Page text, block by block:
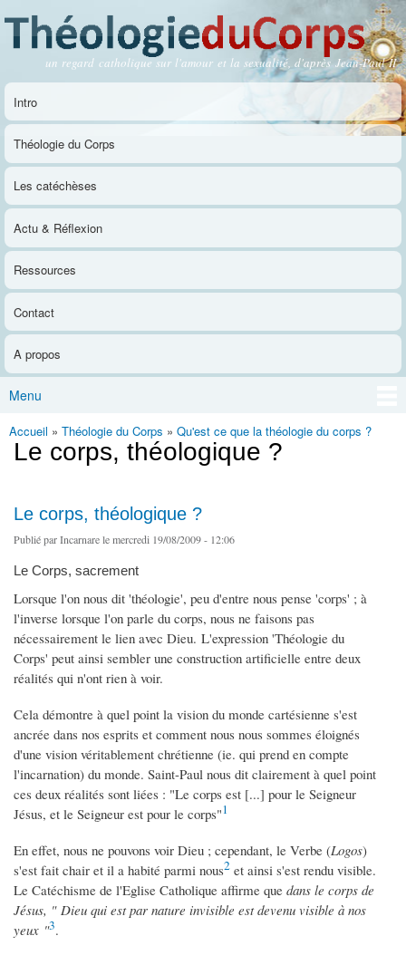
contenu
principal
Théologie du Corps
un regard catholique sur l'amour et la sexualité, d'après Jean-Paul II
Menu principal
Intro
Théologie du Corps
Les catéchèses
Actu & Réflexion
Ressources
Contact
A propos
Menu
Vous êtes ici
Accueil » Théologie du Corps » Qu'est ce que la théologie du corps ?
Le corps, théologique ?
Le corps, théologique ?
Publié parIncarnarele mercredi 19/08/2009 - 12:06
Le Corps, sacrement
Lorsque l'on nous dit 'théologie', peu d'entre nous pense 'corps' ; à
l'inverse lorsque l'on parle du corps, nous ne faisons pas
nécessairement le lien avec Dieu. L'expression 'Théologie du
Corps' peut ainsi sembler une construction artificielle entre deux
réalités qui n'ont rien à voir.
Cela démontre à quel point la vision du monde cartésienne s'est
ancrée dans nos esprits et comment nous nous sommes éloignés
d'une vision véritablement chrétienne (ie. qui prend en compte
l'incarnation) du monde. Saint-Paul nous dit clairement à quel point
ces deux réalités sont liées : "Le corps est [...] pour le Seigneur
Jésus, et le Seigneur est pour le corps"1
En effet, nous ne pouvons voir Dieu ; cependant, le Verbe (Logos)
s'est fait chair et il a habité parmi nous2 et ainsi s'est rendu visible.
Le Catéchisme de l'Eglise Catholique affirme que dans le corps de
Jésus, " Dieu qui est par nature invisible est devenu visible à nos
yeux "3.